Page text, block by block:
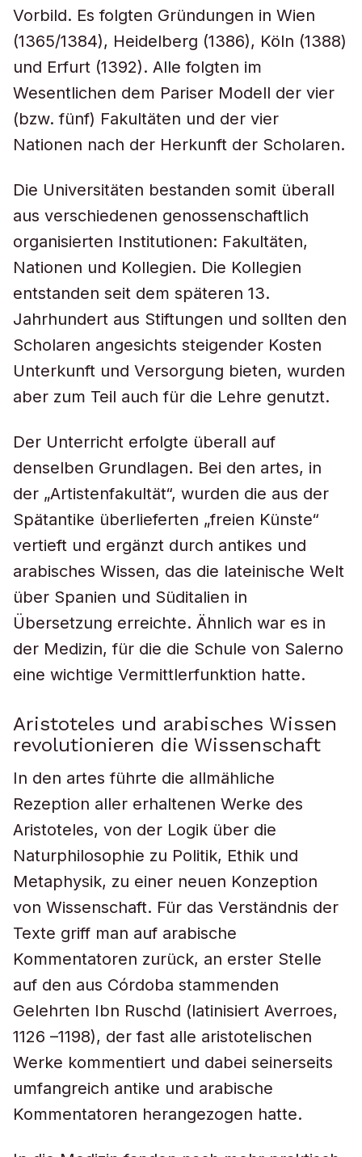
Vorbild. Es folgten Gründungen in Wien
(1365/1384), Heidelberg (1386), Köln (1388)
und Erfurt (1392). Alle folgten im
Wesentlichen dem Pariser Modell der vier
(bzw. fünf) Fakultäten und der vier
Nationen nach der Herkunft der Scholaren.
Die Universitäten bestanden somit überall
aus verschiedenen genossenschaftlich
organisierten Institutionen: Fakultäten,
Nationen und Kollegien. Die Kollegien
entstanden seit dem späteren 13.
Jahrhundert aus Stiftungen und sollten den
Scholaren angesichts steigender Kosten
Unterkunft und Versorgung bieten, wurden
aber zum Teil auch für die Lehre genutzt.
Der Unterricht erfolgte überall auf
denselben Grundlagen. Bei den artes, in
der „Artistenfakultät“, wurden die aus der
Spätantike überlieferten „freien Künste“
vertieft und ergänzt durch antikes und
arabisches Wissen, das die lateinische Welt
über Spanien und Süditalien in
Übersetzung erreichte. Ähnlich war es in
der Medizin, für die die Schule von Salerno
eine wichtige Vermittlerfunktion hatte.
Aristoteles und arabisches Wissen
revolutionieren die Wissenschaft
In den artes führte die allmähliche
Rezeption aller erhaltenen Werke des
Aristoteles, von der Logik über die
Naturphilosophie zu Politik, Ethik und
Metaphysik, zu einer neuen Konzeption
von Wissenschaft. Für das Verständnis der
Texte griff man auf arabische
Kommentatoren zurück, an erster Stelle
auf den aus Córdoba stammenden
Gelehrten Ibn Ruschd (latinisiert Averroes,
1126 –1198), der fast alle aristotelischen
Werke kommentiert und dabei seinerseits
umfangreich antike und arabische
Kommentatoren herangezogen hatte.